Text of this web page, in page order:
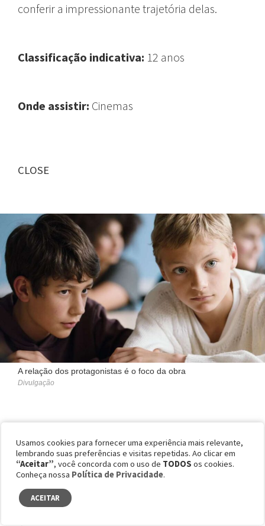
conferir a impressionante trajetória delas.
Classificação indicativa: 12 anos
Onde assistir: Cinemas
CLOSE
A relação dos protagonistas é o foco da obra
Divulgação
Léo e Remi são dois melhores amigos de 13
anos cujo vínculo aparentemente inquebrável
Usamos cookies para fornecer uma experiência mais relevante,
lembrando suas preferências e visitas repetidas. Ao clicar em
“Aceitar”, você concorda com o uso de TODOS os cookies.
Conheça nossa Política de Privacidade.
ACEITAR